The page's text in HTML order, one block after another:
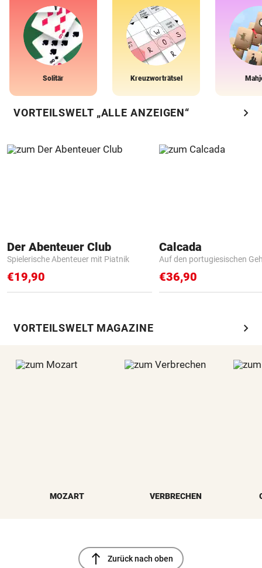
Solitär Kreuzworträtsel
VORTEILSWELT „ALLE ANZEIGEN“ chevron_right
Der Abenteuer Club
Spielerische Abenteuer mit Piatnik
€19,90
Calcada
Auf den portugiesischen
€36,90
VORTEILSWELT MAGAZINE chevron_right
MOZART VERBRECHEN
north Zurück nach oben